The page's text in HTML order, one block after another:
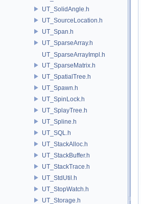
UT_SolidAngle.h
UT_SourceLocation.h
UT_Span.h
UT_SparseArray.h
UT_SparseArrayImpl.h
UT_SparseMatrix.h
UT_SpatialTree.h
UT_Spawn.h
UT_SpinLock.h
UT_SplayTree.h
UT_Spline.h
UT_SQL.h
UT_StackAlloc.h
UT_StackBuffer.h
UT_StackTrace.h
UT_StdUtil.h
UT_StopWatch.h
UT_Storage.h